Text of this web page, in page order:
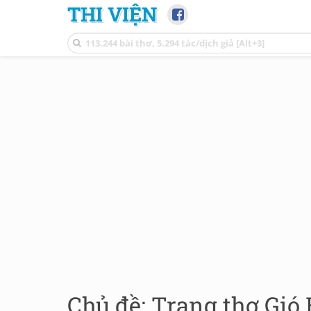
THI VIỆN
Chủ đề: Trang thơ Gió